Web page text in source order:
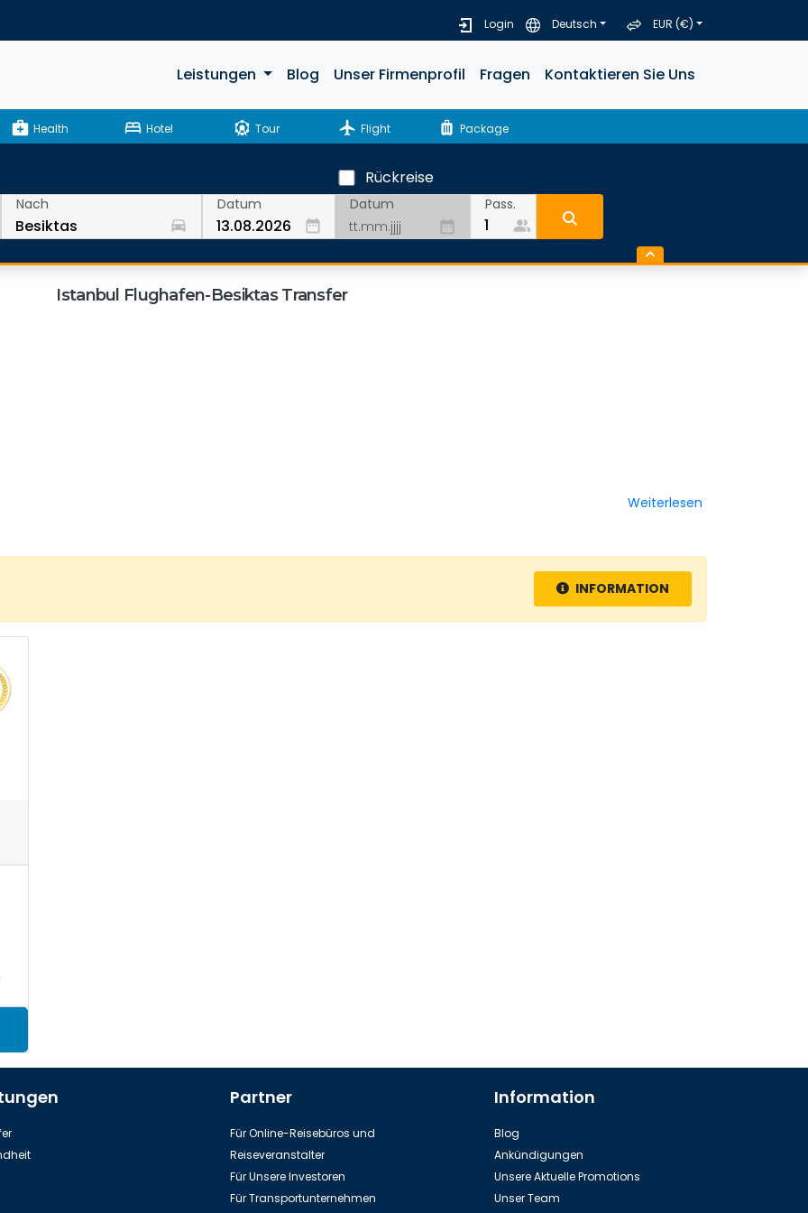
Login Deutsch EUR (€)
Leistungen Blog Unser Firmenprofil Fragen Kontaktieren Sie Uns
medical_services Health bed Hotel attractions Tour flight Flight luggage Package
Nach
drive_eta
Datum
date_range
Rückreise
Datum
date_range
Pass.
people_alt
Istanbul Flughafen-Besiktas Transfer
Weiterlesen
INFORMATION
Partner
Für Online-Reisebüros und
Reiseveranstalter
Für Unsere Investoren
Für Transportunternehmen
Information
Blog
Ankündigungen
Unsere Aktuelle Promotions
Unser Team